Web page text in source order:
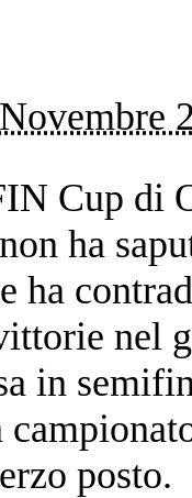
Cup di
ha
ha
nel
in
posto.